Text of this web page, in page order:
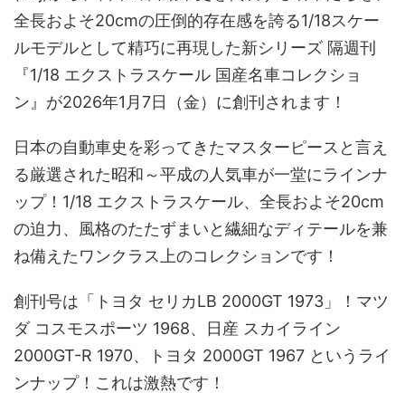
全長およそ20cmの圧倒的存在感を誇る1/18スケー
ルモデルとして精巧に再現した新シリーズ 隔週刊
『1/18 エクストラスケール 国産名車コレクショ
ン』が2026年1月7日（金）に創刊されます！
日本の自動車史を彩ってきたマスターピースと言え
る厳選された昭和～平成の人気車が一堂にラインナ
ップ！1/18 エクストラスケール、全長およそ20cm
の迫力、風格のたたずまいと繊細なディテールを兼
ね備えたワンクラス上のコレクションです！
創刊号は「トヨタ セリカLB 2000GT 1973」！マツ
ダ コスモスポーツ 1968、日産 スカイライン
2000GT-R 1970、トヨタ 2000GT 1967 というライ
ンナップ！これは激熱です！